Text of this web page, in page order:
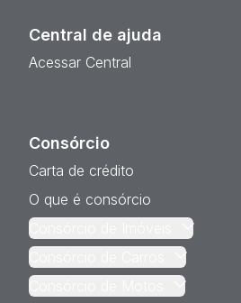
Central de ajuda
Acessar Central
Consórcio
Carta de crédito
O que é consórcio